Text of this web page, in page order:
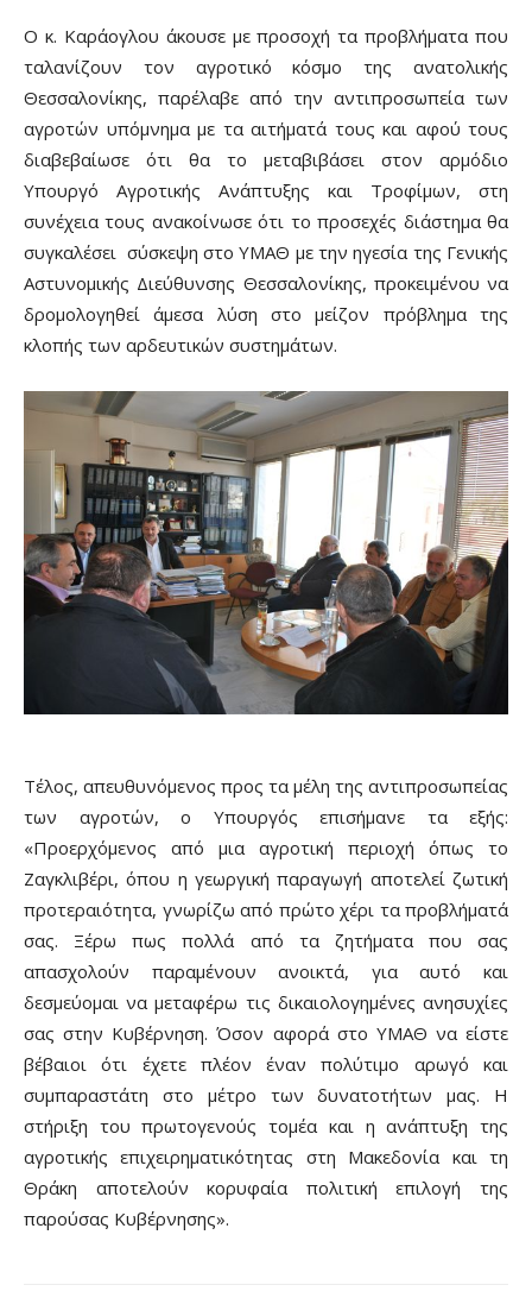
Ο κ. Καράογλου άκουσε με προσοχή τα προβλήματα που
ταλανίζουν τον αγροτικό κόσμο της ανατολικής
Θεσσαλονίκης, παρέλαβε από την αντιπροσωπεία των
αγροτών υπόμνημα με τα αιτήματά τους και αφού τους
διαβεβαίωσε ότι θα το μεταβιβάσει στον αρμόδιο
Υπουργό Αγροτικής Ανάπτυξης και Τροφίμων, στη
συνέχεια τους ανακοίνωσε ότι το προσεχές διάστημα θα
συγκαλέσει σύσκεψη στο ΥΜΑΘ με την ηγεσία της Γενικής
Αστυνομικής Διεύθυνσης Θεσσαλονίκης, προκειμένου να
δρομολογηθεί άμεσα λύση στο μείζον πρόβλημα της
κλοπής των αρδευτικών συστημάτων.
Τέλος, απευθυνόμενος προς τα μέλη της αντιπροσωπείας
των αγροτών, ο Υπουργός επισήμανε τα εξής:
«Προερχόμενος από μια αγροτική περιοχή όπως το
Ζαγκλιβέρι, όπου η γεωργική παραγωγή αποτελεί ζωτική
προτεραιότητα, γνωρίζω από πρώτο χέρι τα προβλήματά
σας. Ξέρω πως πολλά από τα ζητήματα που σας
απασχολούν παραμένουν ανοικτά, για αυτό και
δεσμεύομαι να μεταφέρω τις δικαιολογημένες ανησυχίες
σας στην Κυβέρνηση. Όσον αφορά στο ΥΜΑΘ να είστε
βέβαιοι ότι έχετε πλέον έναν πολύτιμο αρωγό και
συμπαραστάτη στο μέτρο των δυνατοτήτων μας. Η
στήριξη του πρωτογενούς τομέα και η ανάπτυξη της
αγροτικής επιχειρηματικότητας στη Μακεδονία και τη
Θράκη αποτελούν κορυφαία πολιτική επιλογή της
παρούσας Κυβέρνησης».